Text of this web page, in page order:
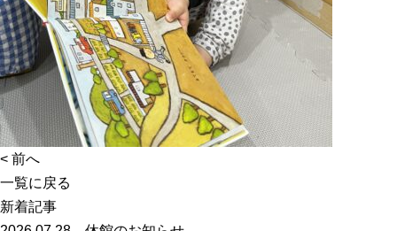
< 前へ
一覧に戻る
新着記事